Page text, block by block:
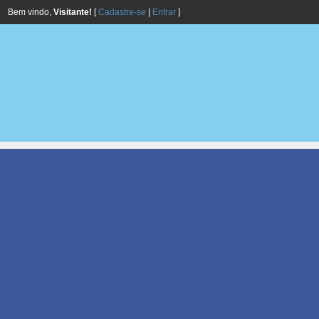
Bem vindo, Visitante! [Cadastre-se Entrar ]